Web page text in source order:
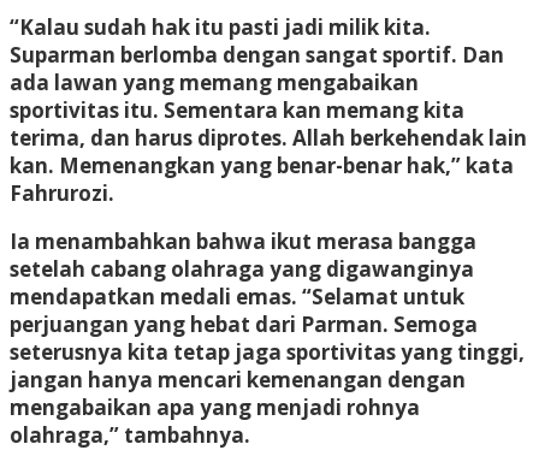
“Kalau sudah hak itu pasti jadi milik kita.
Suparman berlomba dengan sangat sportif. Dan
ada lawan yang memang mengabaikan
sportivitas itu. Sementara kan memang kita
terima, dan harus diprotes. Allah berkehendak lain
kan. Memenangkan yang benar-benar hak,” kata
Fahrurozi.
Ia menambahkan bahwa ikut merasa bangga
setelah cabang olahraga yang digawanginya
mendapatkan medali emas. “Selamat untuk
perjuangan yang hebat dari Parman. Semoga
seterusnya kita tetap jaga sportivitas yang tinggi,
jangan hanya mencari kemenangan dengan
mengabaikan apa yang menjadi rohnya
olahraga,” tambahnya.